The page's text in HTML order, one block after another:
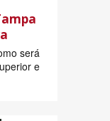
será
e